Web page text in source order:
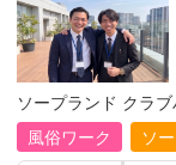
ソープランド クラ
風俗ワーク
ソ